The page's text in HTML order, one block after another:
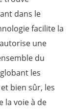
dans le
facilite la
une
du
les
bien sûr, les
la voie à de